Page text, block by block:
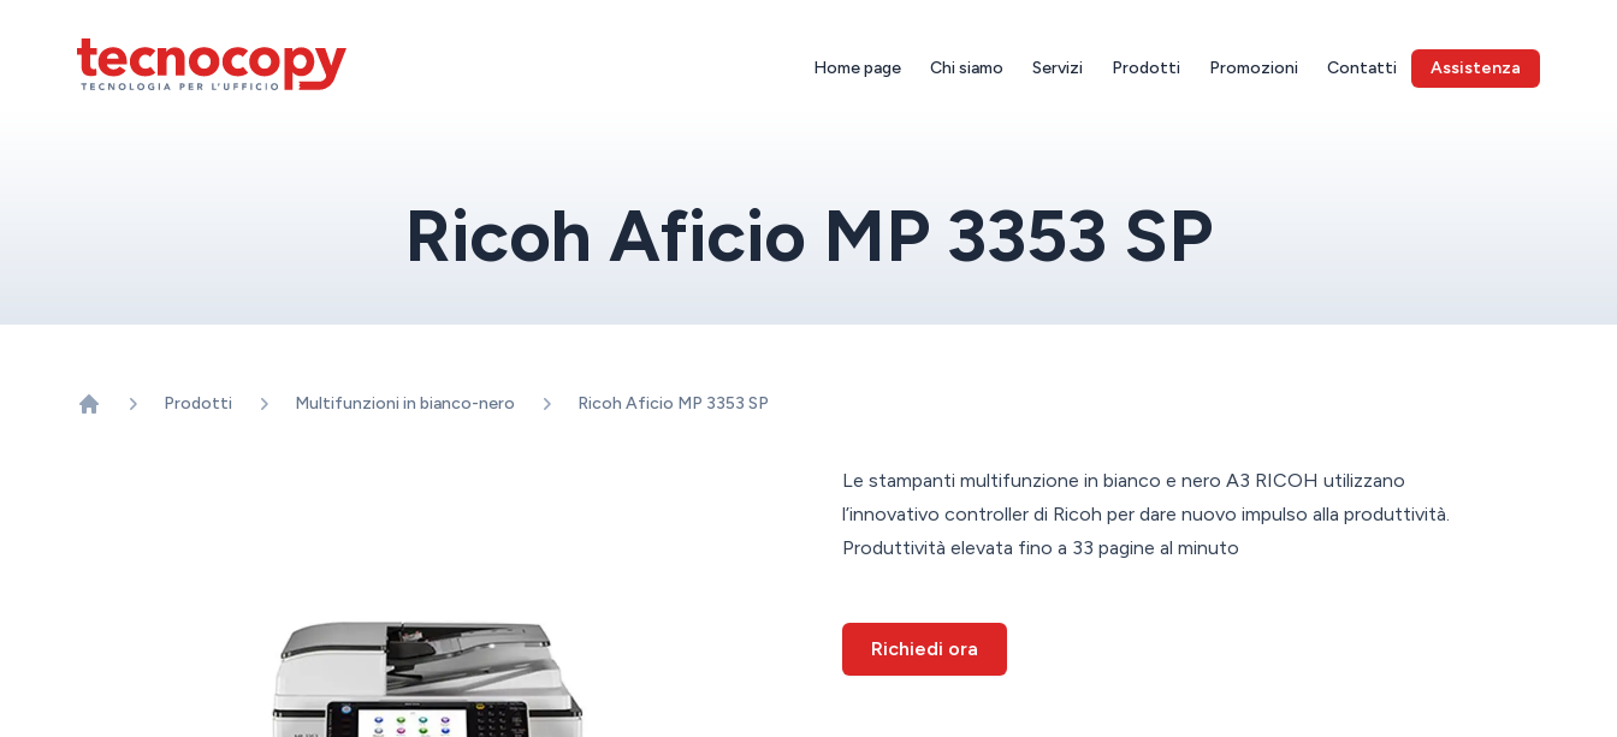
Home page Chi siamo Servizi Prodotti Promozioni Contatti Assistenza
Ricoh Aficio MP 3353 SP
Prodotti Multifunzioni in bianco-nero Ricoh Aficio MP 3353 SP
Le stampanti multifunzione in bianco e nero A3 RICOH utilizzano
l’innovativo controller di Ricoh per dare nuovo impulso alla produttività.
Produttività elevata fino a 33 pagine al minuto
Richiedi ora